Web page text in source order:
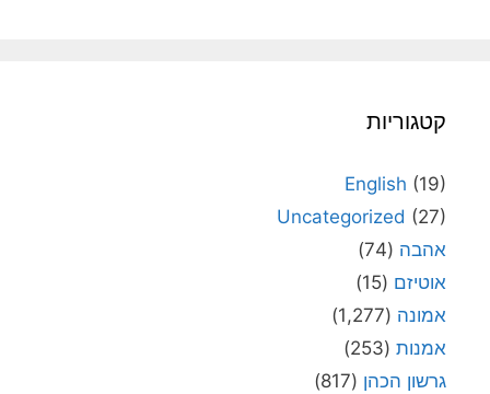
קטגוריות
English (19)
Uncategorized (27)
אהבה (74)
אוטיזם (15)
אמונה (1,277)
אמנות (253)
גרשון הכהן (817)